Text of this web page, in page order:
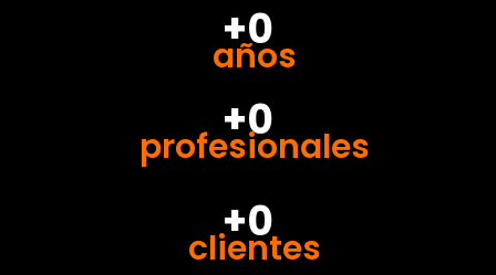
+0
años
+0
profesionales
+0
clientes